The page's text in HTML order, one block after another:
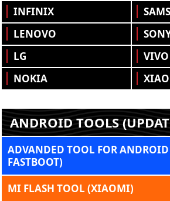
INFINIX
LENOVO
LG
NOKIA
VIVO
ANDROID TOOLS
ADVANDED TOOL FOR
FASTBOOT)
MI FLASH TOOL (XIAOMI)